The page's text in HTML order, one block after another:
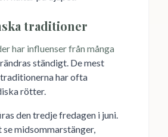
traditioner
har influenser från många
ständigt. De mest
har ofta
rötter.
den tredje fredagen i juni.
midsommarstänger,